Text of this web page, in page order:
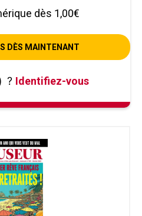
dès 1,00€
DÈS MAINTENANT
? Identifiez-vous